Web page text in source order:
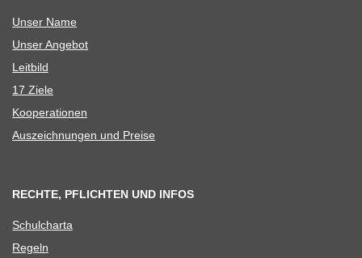
Unser Name
Unser Ange­bot
Leit­bild
17 Ziele
Koope­ra­tio­nen
Aus­zeich­nun­gen und Preise
RECHTE, PFLICHTEN UND INFOS
Schul­charta
Regeln